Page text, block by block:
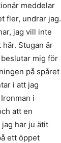
meddelar
fler, undrar jag.
jag vill inte
Stugan är
mig för
på spåret
i att jag
i
att en
har ju ätit
ett öppet